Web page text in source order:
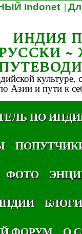
Indonet |
ИНДИЯ
культуре,
Азии и пути к
ПО
ФОТО
БЛОГИ